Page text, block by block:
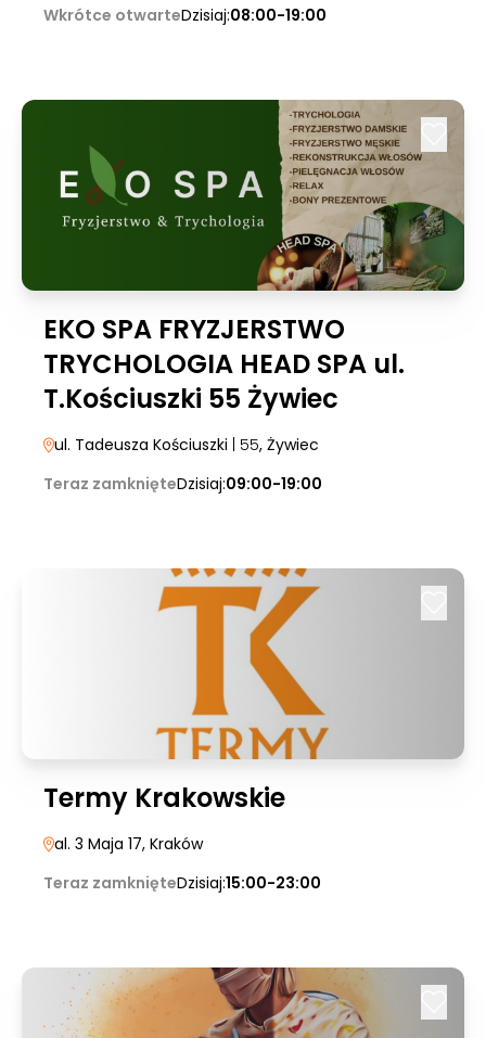
Wkrótce otwarteDzisiaj:08:00-19:00
EKO SPA FRYZJERSTWO
TRYCHOLOGIA HEAD SPA ul.
T.Kościuszki 55 Żywiec
ul. Tadeusza Kościuszki | 55, Żywiec
Teraz zamknięteDzisiaj:09:00-19:00
Termy Krakowskie
al. 3 Maja 17, Kraków
Teraz zamknięteDzisiaj:15:00-23:00